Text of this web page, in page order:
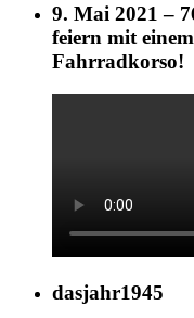
9. Mai 2021 –
feiern mit
Fahrradkorso!
dasjahr1945